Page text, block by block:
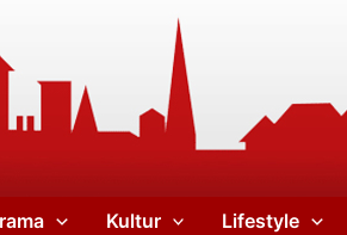
Kultur Lifestyle